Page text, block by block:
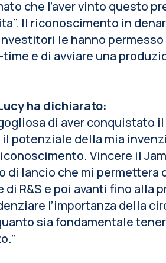
che l’aver vinto questo
Il riconoscimento in
le hanno
time e di avviare una
ha dichiarato:
di aver conquistato
potenziale della mia
Vincere il
di lancio che mi permetterа
di R&S e poi avanti fino alla
l’importanza della
sia fondamentale